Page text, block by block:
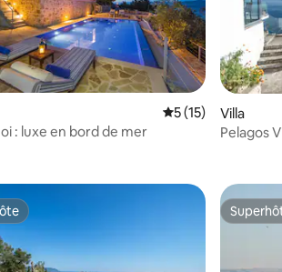
Évaluation
5 (15)
: luxe en bord de mer
Villa
Pelagos Villas, Luxury